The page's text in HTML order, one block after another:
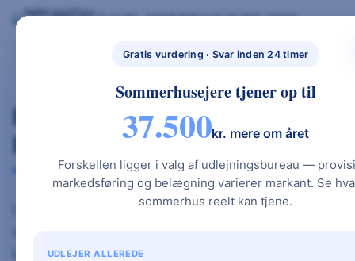
Gratis vurdering · Svar inden 24 timer
Sommerhusejere tjener op til
37.500kr. mere om året
Forskellen ligger i valg af udlejningsbureau —
markedsføring og belægning varierer markant. Se
sommerhus reelt kan tjene.
UDLEJER ALLEREDE
NYBYGGETHU
BYG NYT HUS & UDLEJ DIT SOMMERHUS – GUIDES, PRISER OG BEREGNERE".BYG NYT HUS SOMMERHUS GUIDE 2026
LampeGuru.dk – Moderne
Belysning & Inspiration
LampeGuru.dk er en af Danmarks mest populære
belysningstilbehør. Med mere end ti tusinde